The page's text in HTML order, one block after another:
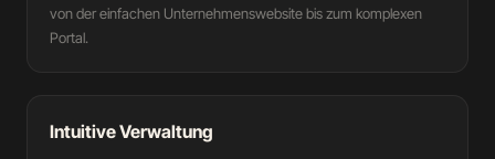
von der einfachen Unternehmenswebsite bis zum komplexen
Portal.
Intuitive Verwaltung